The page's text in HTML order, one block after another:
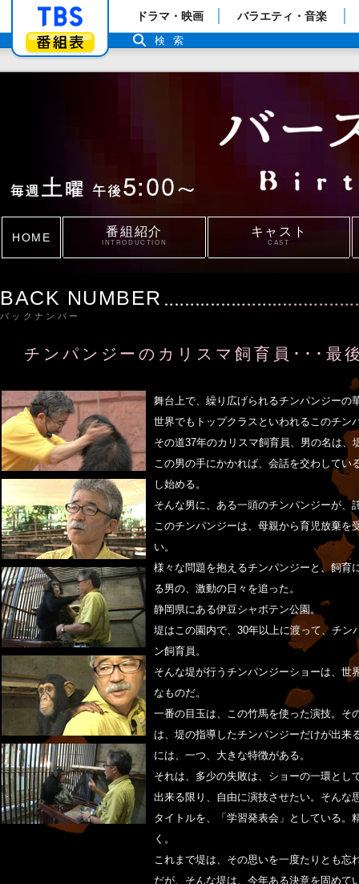
「TBSテレビ」トップページ
番組表
ドラマ・映画 バラエティ・音楽
検索
HOME 番組紹介
INTRODUCTION
キャスト
CAST
BACK NUMBER
バックナンバー
チンパンジーのカリスマ飼育員･･･最
舞台上で、繰り広げられるチンパンジーの
世界でもトップクラスといわれるこのチン
その道37年のカリスマ飼育員、男の名は
この男の手にかかれば、会話を交わしてい
し始める。
そんな男に、ある一頭のチンパンジーが、
このチンパンジーは、母親から育児放棄を
い。
様々な問題を抱えるチンパンジーと、飼育
る男の、激動の日々を追った。
静岡県にある伊豆シャボテン公園。
堤はこの園内で、30年以上に渡って、チン
ン飼育員。
そんな堤が行うチンパンジーショーは、世
なものだ。
一番の目玉は、この竹馬を使った演技。そ
は、堤の指導したチンパンジーだけが出来
には、一つ、大きな特徴がある。
それは、多少の失敗は、ショーの一環とし
出来る限り、自由に演技させたい。そんな
タイトルを、「学習発表会」としている。
く。
これまで堤は、その思いを一度たりとも忘
だが、そんな堤は、今年ある決意を固めて